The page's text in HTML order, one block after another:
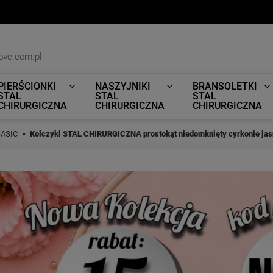
NASZYJNIKI
STAL
CHIRURGICZNA
BRANSOLETKI
STAL
CHIRURGICZNA
Kolczyki STAL CHIRURGICZNA prostokąt niedomknięty cyrkonie